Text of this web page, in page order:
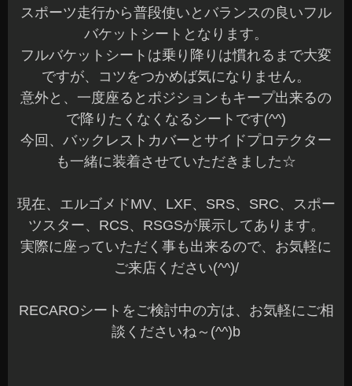
スポーツ走行から普段使いとバランスの良いフル
バケットシートとなります。
フルバケットシートは乗り降りは慣れるまで大変
ですが、コツをつかめば気になりません。
意外と、一度座るとポジションもキープ出来るの
で降りたくなくなるシートです(^^)
今回、バックレストカバーとサイドプロテクター
も一緒に装着させていただきました☆
現在、エルゴメドMV、LXF、SRS、SRC、スポー
ツスター、RCS、RSGSが展示してあります。
実際に座っていただく事も出来るので、お気軽に
ご来店ください(^^)/
RECAROシートをご検討中の方は、お気軽にご相
談くださいね～(^^)b